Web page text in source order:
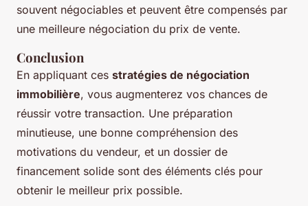
souvent négociables et peuvent être compensés par
une meilleure négociation du prix de vente.
Conclusion
En appliquant ces stratégies de négociation
immobilière, vous augmenterez vos chances de
réussir votre transaction. Une préparation
minutieuse, une bonne compréhension des
motivations du vendeur, et un dossier de
financement solide sont des éléments clés pour
obtenir le meilleur prix possible.